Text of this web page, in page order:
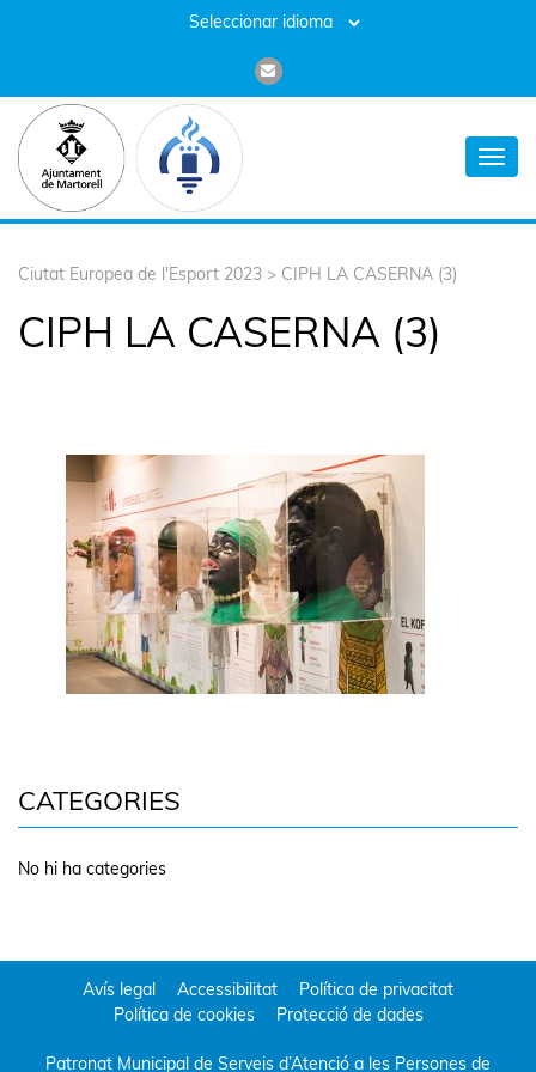
Ciutat Europea de l'Esport 2023 > CIPH LA CASERNA (3)
CIPH LA CASERNA (3)
CATEGORIES
No hi ha categories
Avís legal Accessibilitat
Política de privacitat
Política de cookies
Protecció de dades
Patronat Municipal de Serveis d’Atenció a les Persones de